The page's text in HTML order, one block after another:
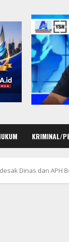
KRIMINAL/
Dinas dan